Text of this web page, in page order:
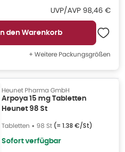
UVP/AVP UVP/AVP
98,46 €
In den Warenkorb
+ Weitere Packungsgrößen
Heunet Pharma GmbH
Arpoya 15 mg Tabletten
Heunet 98 St
Tabletten • 98 St (= 1.38 €/St)
Sofort verfügbar